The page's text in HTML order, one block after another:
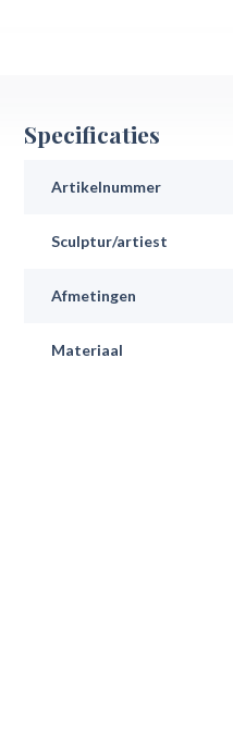
Specificaties
Artikelnummer
Sculptur/artiest
Afmetingen
Materiaal